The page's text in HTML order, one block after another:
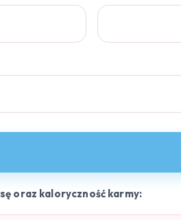
oraz kaloryczność karmy: